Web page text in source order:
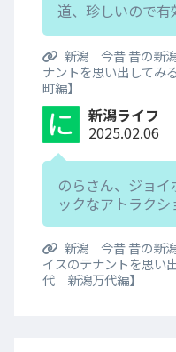
道、珍しいので有
新潟 今昔 昔の新
ナントを思い出して
町編】
新潟ライフ
2025.02.06
のらさん、ジョ
ックなアトラクシ
新潟 今昔 昔の新
イスのテナントを思い
代 新潟万代編】